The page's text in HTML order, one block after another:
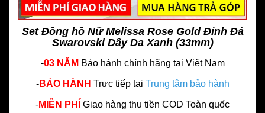
Set Đồng hồ Nữ Melissa Rose Gold Đính Đá
Swarovski Dây Da Xanh (33mm)
-03 NĂM Bảo hành chính hãng tại Việt Nam
-BẢO HÀNH Trực tiếp tại Trung tâm bảo hành
-MIỄN PHÍ Giao hàng thu tiền COD Toàn quốc